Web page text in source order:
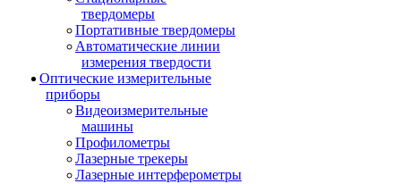
твердомеры
Портативные твердомеры
Автоматические линии
измерения твердости
Оптические измерительные
приборы
Видеоизмерительные
машины
Профилометры
Лазерные трекеры
Лазерные интерферометры